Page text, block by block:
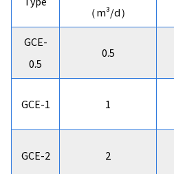
（m³/d）
GCE-
0.5
0.5
GCE-1 1
GCE-2 2